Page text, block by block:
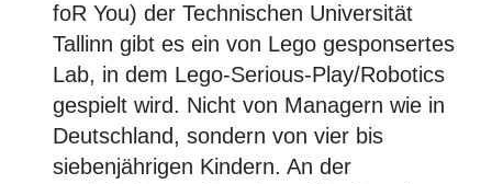
foR You) der Technischen Universität
Tallinn gibt es ein von Lego gesponsertes
Lab, in dem Lego-Serious-Play/Robotics
gespielt wird. Nicht von Managern wie in
Deutschland, sondern von vier bis
siebenjährigen Kindern. An der